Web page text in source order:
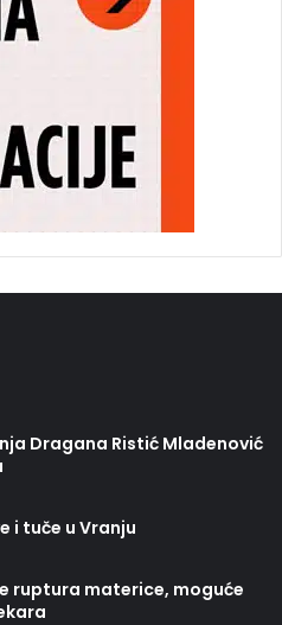
Dragana Ristić Mladenović
i tuče u Vranju
ruptura materice, moguće